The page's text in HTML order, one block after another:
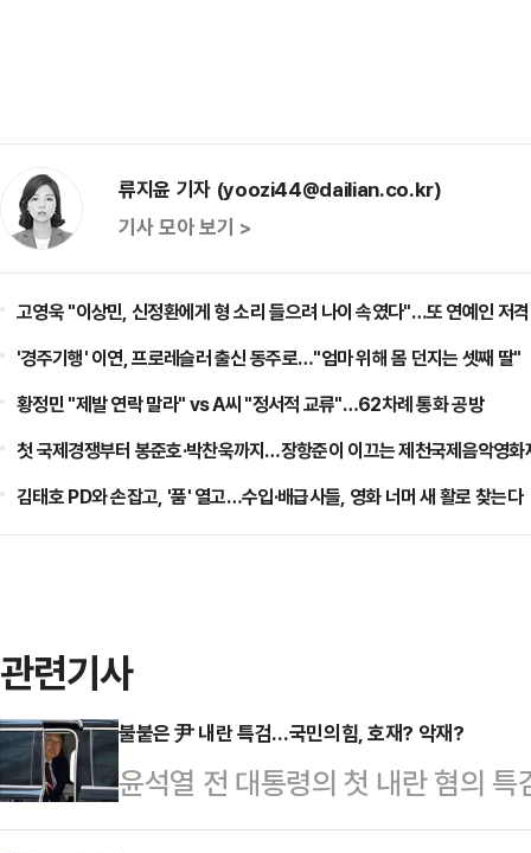
류지윤 기자 (yoozi44@dailian.co.kr)
기사 모아 보기 >
고영욱 "이상민, 신정환에게 형 소리 들으려 나이 속였다"…또 연예인 저격
'경주기행' 이연, 프로레슬러 출신 동주로…"엄마 위해 몸 던지는 셋째 딸"
황정민 "제발 연락 말라" vs A씨 "정서적 교류"…62차례 통화 공방
첫 국제경쟁부터 봉준호·박찬욱까지…장항준이 이끄는 제천국제음악영화
김태호 PD와 손잡고, '품' 열고…수입·배급사들, 영화 너머 새 활로 찾는다
관련기사
불붙은 尹 내란 특검…국민의힘, 호재? 악재?
윤석열 전 대통령의 첫 내란 혐의
도 긴장감이 높아지고 있다.국회 비